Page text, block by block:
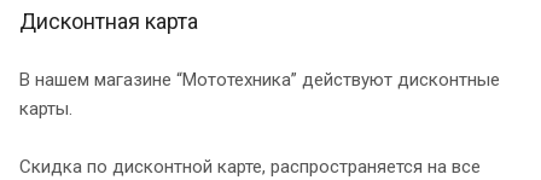
Дисконтная карта
В нашем магазине “Мототехника” действуют дисконтные
карты.
Скидка по дисконтной карте, распространяется на все